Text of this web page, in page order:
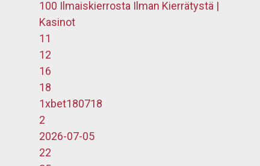
100 Ilmaiskierrosta Ilman Kierrätystä |
Kasinot
11
12
16
18
1xbet180718
2
2026-07-05
22